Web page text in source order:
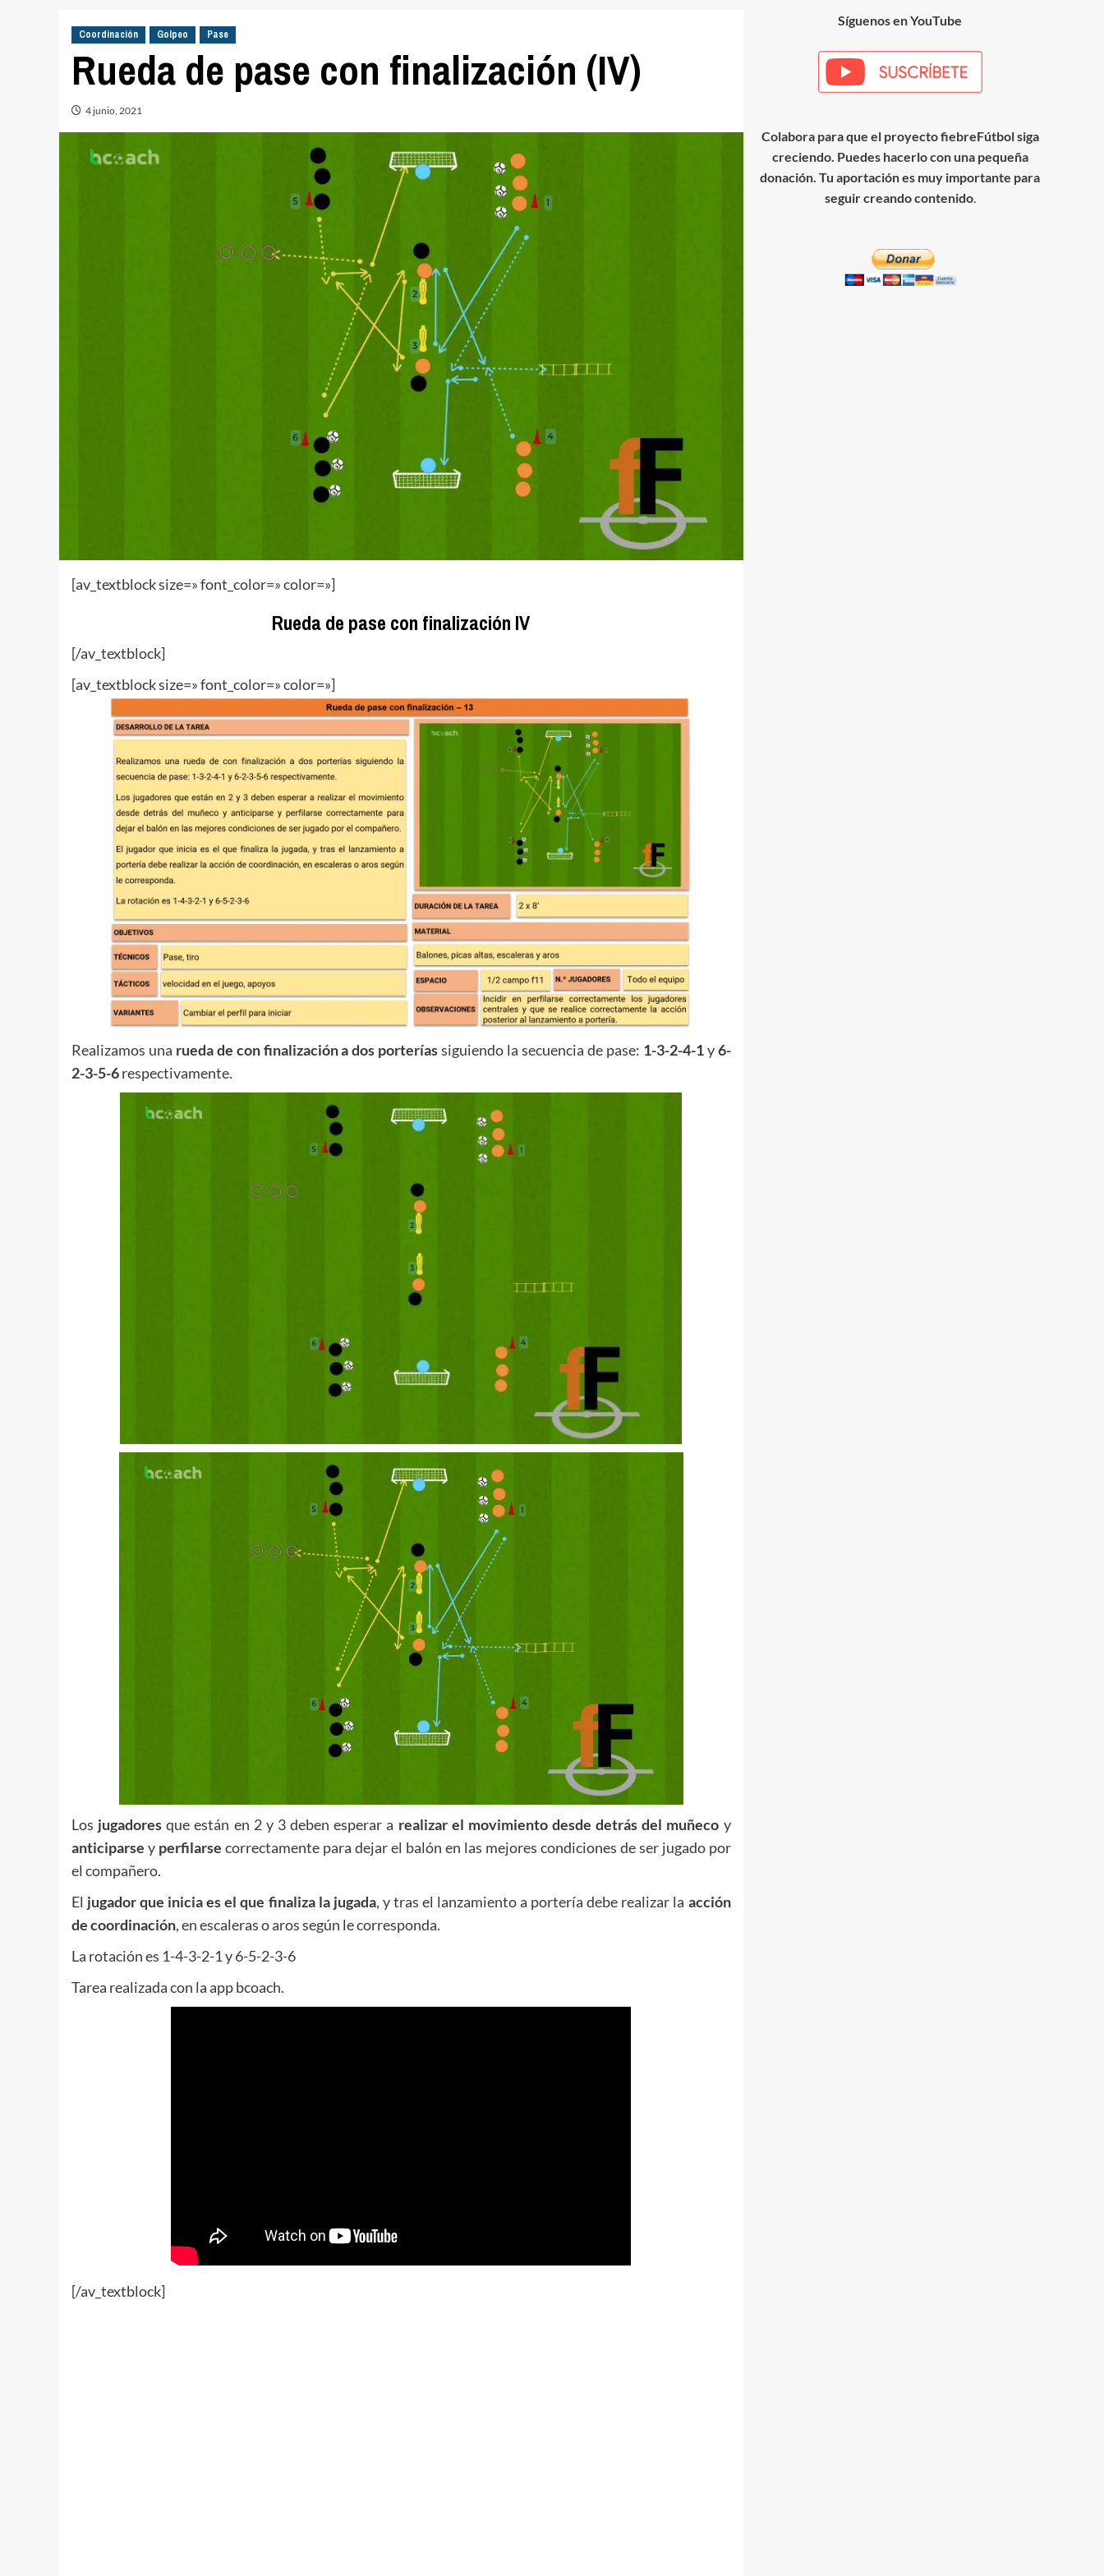
Coordinación Golpeo Pase
Rueda de pase con finalización (IV)
4 junio, 2021
[av_textblock size=» font_color=» color=»]
Rueda de pase con finalización IV
[/av_textblock]
[av_textblock size=» font_color=» color=»]
Realizamos una rueda de con finalización a dos porteríassiguiendo la secuencia de pase: 1-3-2-4-1y6-
2-3-5-6respectivamente.
Los jugadores que están en 2 y 3 deben esperar a realizar el movimiento desde detrás del muñeco y
anticiparse y perfilarse correctamente para dejar el balón en las mejores condiciones de ser jugado por
el compañero.
El jugador que inicia es el que finaliza la jugada, y tras el lanzamiento a portería debe realizar la acción
de coordinación, en escaleras o aros según le corresponda.
La rotación es 1-4-3-2-1 y 6-5-2-3-6
Tarea realizada con la app bcoach.
[/av_textblock]
Síguenos en YouTube
Colabora para que el proyecto fiebreFútbol siga
creciendo. Puedes hacerlo con una pequeña
donación. Tu aportación es muy importante para
seguir creando contenido.